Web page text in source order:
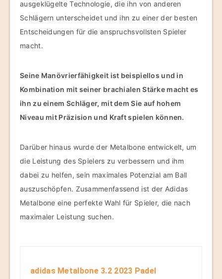
ausgeklügelte Technologie, die ihn von anderen
Schlägern unterscheidet und ihn zu einer der besten
Entscheidungen für die anspruchsvollsten Spieler
macht.
Seine Manövrierfähigkeit ist beispiellos und in
Kombination mit seiner brachialen Stärke macht es
ihn zu einem Schläger, mit dem Sie auf hohem
Niveau mit Präzision und Kraft spielen können.
Darüber hinaus wurde der Metalbone entwickelt, um
die Leistung des Spielers zu verbessern und ihm
dabei zu helfen, sein maximales Potenzial am Ball
auszuschöpfen. Zusammenfassend ist der Adidas
Metalbone eine perfekte Wahl für Spieler, die nach
maximaler Leistung suchen.
adidas Metalbone 3.2 2023 Padel